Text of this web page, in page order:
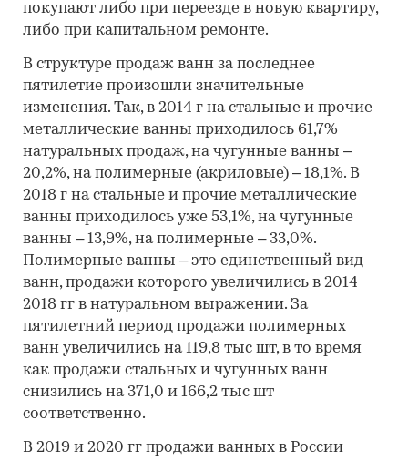
покупают либо при переезде в новую квартиру,
либо при капитальном ремонте.
В структуре продаж ванн за последнее
пятилетие произошли значительные
изменения. Так, в 2014 г на стальные и прочие
металлические ванны приходилось 61,7%
натуральных продаж, на чугунные ванны –
20,2%, на полимерные (акриловые) – 18,1%. В
2018 г на стальные и прочие металлические
ванны приходилось уже 53,1%, на чугунные
ванны – 13,9%, на полимерные – 33,0%.
Полимерные ванны – это единственный вид
ванн, продажи которого увеличились в 2014-
2018 гг в натуральном выражении. За
пятилетний период продажи полимерных
ванн увеличились на 119,8 тыс шт, в то время
как продажи стальных и чугунных ванн
снизились на 371,0 и 166,2 тыс шт
соответственно.
В 2019 и 2020 гг продажи ванных в России